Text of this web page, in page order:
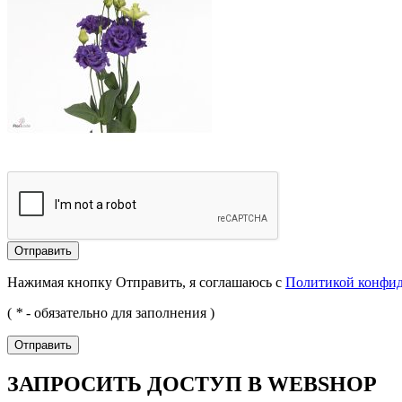
Отправить
Нажимая кнопку Отправить, я соглашаюсь с Политикой
( * - обязательно для заполнения )
Отправить
ЗАПРОСИТЬ ДОСТУП В WEBSHOP